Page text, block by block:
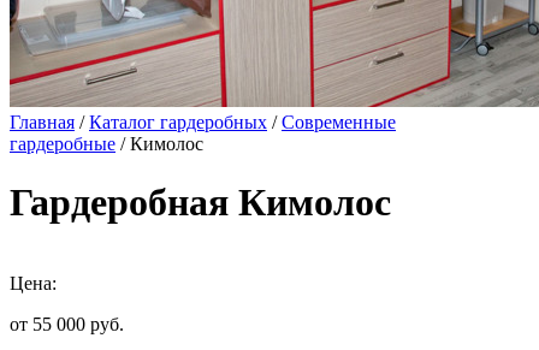
Главная /Каталог гардеробных /Современные
гардеробные / Кимолос
Гардеробная Кимолос
Цена:
от 55 000 руб.